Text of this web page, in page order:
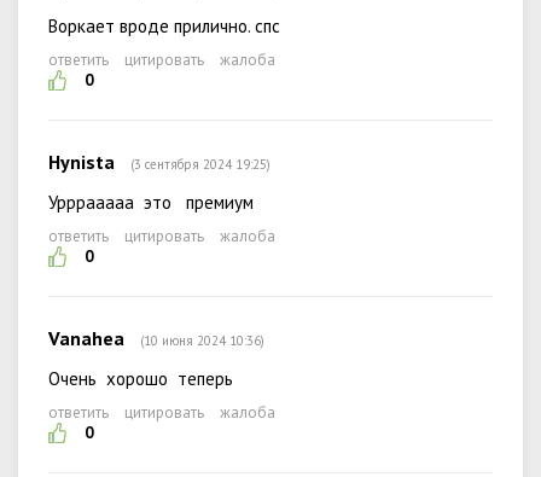
Воркает вроде прилично. спс
ответить цитировать
жалоба
0
Hynista (3 сентября 2024 19:25)
Урррааааа это премиум
ответить цитировать
жалоба
0
Vanahea (10 июня 2024 10:36)
Очень хорошо теперь
ответить цитировать
жалоба
0